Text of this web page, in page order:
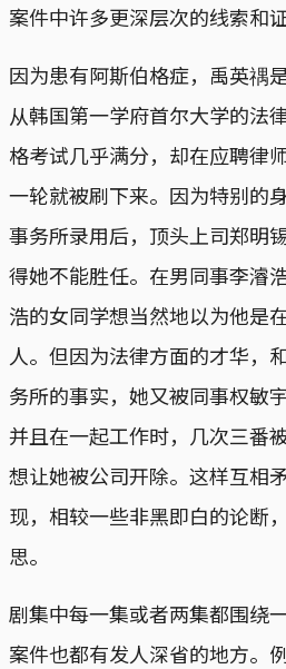
案件中许多更深层次的线索和证
因为患有阿斯伯格症，禹英禑
从韩国第一学府首尔大学的法
格考试几乎满分，却在应聘律
一轮就被刷下来。因为特别的
事务所录用后，顶头上司郑明
得她不能胜任。在男同事李濬
浩的女同学想当然地以为他是
人。但因为法律方面的才华
务所的事实，她又被同事权敏
并且在一起工作时，几次三番
想让她被公司开除。这样互相
现，相较一些非黑即白的论断
思。
剧集中每一集或者两集都围绕
案件也都有发人深省的地方。